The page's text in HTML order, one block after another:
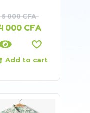
5 000CFA
000 CFA
Add to cart